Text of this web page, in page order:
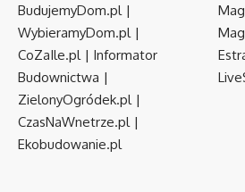
BudujemyDom.pl|
WybieramyDom.pl|
CoZaIle.pl| Informator
Budownictwa |
ZielonyOgródek.pl|
CzasNaWnetrze.pl|
Ekobudowanie.pl